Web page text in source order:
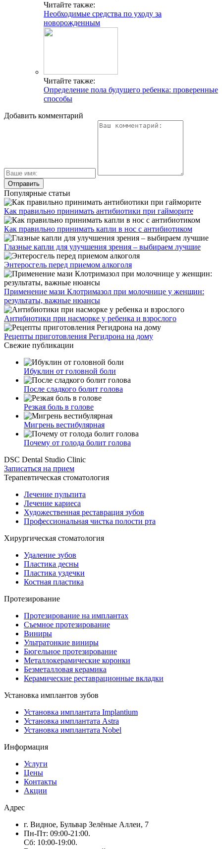
Читайте также:
Необходимые средства по уходу за
новорожденным
Читайте также:
Определение пола будущего ребенка: проверенные
способы
Добавить комментарий
Популярные статьи
Как правильно принимать антибиотики при гайморите
Как правильно принимать капли в нос с антибиотиком
Глазные капли для улучшения зрения – выбираем лучшие
Энтеросгель перед приемом алкоголя
Применение мази Клотримазол при молочнице у женщин:
результаты, важные нюансы
Антибиотики при насморке у ребенка и взрослого
Рецепты приготовления Регидрона на дому
Свежие публикации
Ибуклин от головной боли
После сладкого болит голова
Резкая боль в голове
Мигрень вестибулярная
Почему от голода болит голова
DSC Dental Studio Clinic
Записаться на прием
Терапевтическая стоматология
Лечение пульпита
Лечение кариеса
Художественная реставрация зубов
Профессиональная чистка полости рта
Хирургическая стоматология
Удаление зубов
Пластика десны
Пластика уздечки
Костная пластика
Протезирование
Протезирование на имплантах
Съемное протезирование
Виниры
Ультратонкие виниры
Бюгельное протезирование
Металлокерамические коронки
Безметалловая керамика
Керамические реставрационные вкладки
Установка имплантов зубов
Установка имплантата Implantium
Установка имплантата Astra
Установка имплантата Nobel
Информация
Услуги
Цены
Контакты
Акции
Адрес
г. Видное, Бульвар Зелёные Аллеи, 7
Пн-Пт: 09:00-21:00.
Сб: 10:00-19:00.